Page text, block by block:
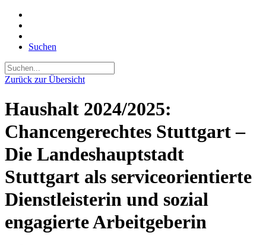
Suchen
Zurück zur Übersicht
Haushalt 2024/2025:
Chancengerechtes Stuttgart –
Die Landeshauptstadt
Stuttgart als serviceorientierte
Dienstleisterin und sozial
engagierte Arbeitgeberin